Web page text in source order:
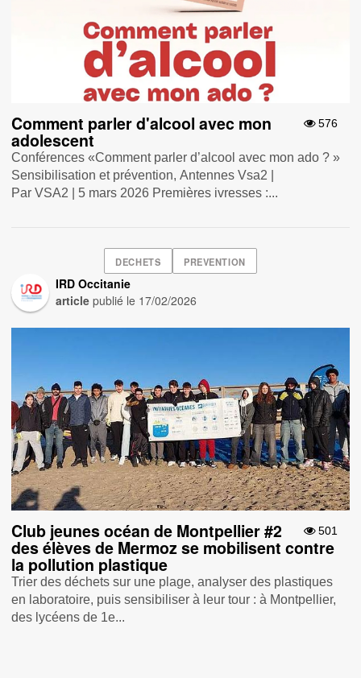
576
Comment parler d'alcool avec mon
adolescent
Conférences «Comment parler d’alcool avec mon ado ? »
Sensibilisation et prévention, Antennes Vsa2 |
Par VSA2 | 5 mars 2026 Premières ivresses :...
DECHETS PREVENTION
IRD Occitanie
article publié le 17/02/2026
501
Club jeunes océan de Montpellier #2
des élèves de Mermoz se mobilisent contre
la pollution plastique
Trier des déchets sur une plage, analyser des plastiques
en laboratoire, puis sensibiliser à leur tour : à Montpellier,
des lycéens de 1e...